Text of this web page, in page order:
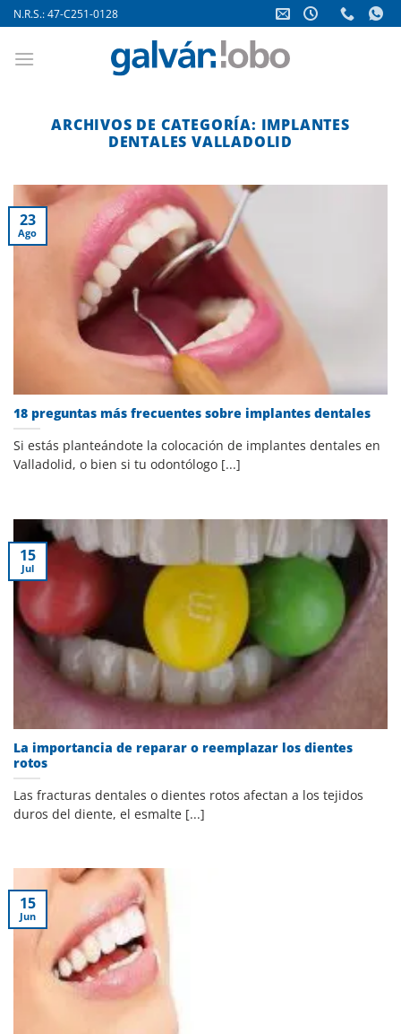
Saltar
al
contenido
N.R.S.: 47-C251-0128
ARCHIVOS DE CATEGORÍA: IMPLANTES
DENTALES VALLADOLID
18 preguntas más frecuentes sobre implantes dentales
Si estás planteándote la colocación de implantes dentales en
Valladolid, o bien si tu odontólogo [...]
23
Ago
La importancia de reparar o reemplazar los dientes
rotos
Las fracturas dentales o dientes rotos afectan a los tejidos
duros del diente, el esmalte [...]
15
Jul
15
Jun